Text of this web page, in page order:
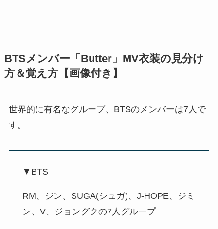
BTSメンバー「Butter」MV衣装の見分け
方＆覚え方【画像付き】
世界的に有名なグループ、BTSのメンバーは7人で
す。
▼BTS
RM、ジン、SUGA(シュガ)、J-HOPE、ジミ
ン、V、ジョングクの7人グループ